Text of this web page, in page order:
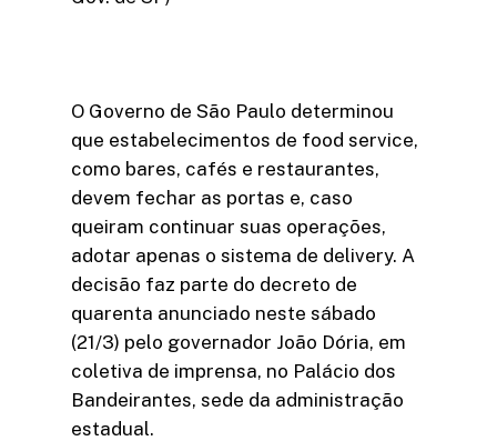
O Governo de São Paulo determinou
que estabelecimentos de food service,
como bares, cafés e restaurantes,
devem fechar as portas e, caso
queiram continuar suas operações,
adotar apenas o sistema de delivery. A
decisão faz parte do decreto de
quarenta anunciado neste sábado
(21/3) pelo governador João Dória, em
coletiva de imprensa, no Palácio dos
Bandeirantes, sede da administração
estadual.